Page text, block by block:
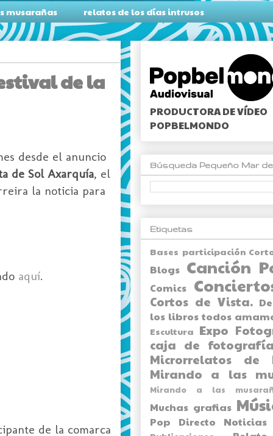
musarañas relatos de los días intrusos
de la
desde el anuncio
de Sol Axarquía, el
la noticia para
aquí.
de la comarca
PRODUCTORA DE VÍDEO
POPBELMONDO
Búsqueda Pequeño Mar
Etiquetas
Bases participación
Blogs Canción
Comics
Cortos de Vista.
los libros todos
Escultura Expo
caja de
Microrrelatos de
Mirando a las
Mirando a las
Muchas grafias
Pop Directo Noticias